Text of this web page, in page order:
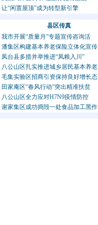
让“闲置屋顶”成为转型新引擎
县区传真
我市开展“质量月”专题宣传咨询活
潘集区构建基本养老保险立体化宣传
凤台县多措并举推进“凤粮入川”
八公山区扎实推进城乡居民基本养老
毛集实验区招商引资保持良好增长态
田家庵区“春风行动”突出精准扶贫
八公山区全力应对H7N9疫情防控
谢家集区成功捣毁一处食品加工黑作